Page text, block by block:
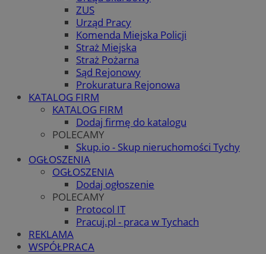
ZUS
Urząd Pracy
Komenda Miejska Policji
Straż Miejska
Straż Pożarna
Sąd Rejonowy
Prokuratura Rejonowa
KATALOG FIRM
KATALOG FIRM
Dodaj firmę do katalogu
POLECAMY
Skup.io - Skup nieruchomości Tychy
OGŁOSZENIA
OGŁOSZENIA
Dodaj ogłoszenie
POLECAMY
Protocol IT
Pracuj.pl - praca w Tychach
REKLAMA
WSPÓŁPRACA